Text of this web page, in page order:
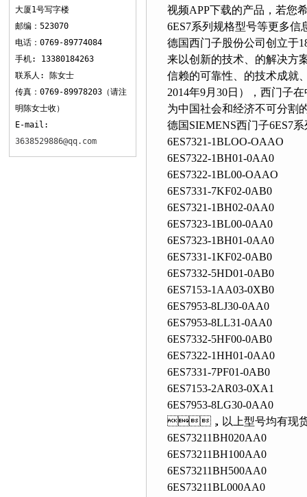
大厦1号写字楼
邮编：523070
电话：0769-89774084
手机: 13380184263
联系人: 陈女士
传真：0769-89978203（请注
明陈女士收）
E-mail:
3638529886@qq.com
视频APP下载的产品，若
6ES7系列规格型号等更多信
德国西门子股份公司创立于
来以创新的技术、的解决
信赖的可靠性、的技术成就
2014年9月30日），西门子
为中国社会和经济不可分割的一
德国SIEMENS西门子6ES7
6ES7321-1BLOO-OAAO
6ES7322-1BH01-0AA0
6ES7322-1BL00-OAAO
6ES7331-7KF02-0AB0
6ES7321-1BH02-0AA0
6ES7323-1BL00-0AA0
6ES7323-1BH01-0AA0
6ES7331-1KF02-0AB0
6ES7332-5HD01-0AB0
6ES7153-1AA03-0XB0
6ES7953-8LJ30-0AA0
6ES7953-8LL31-0AA0
6ES7332-5HF00-0AB0
6ES7322-1HH01-0AA0
6ES7331-7PF01-0AB0
6ES7153-2AR03-0XA1
6ES7953-8LG30-0AA0
，以上型号均有现货
6ES73211BH020AA0
6ES73211BH100AA0
6ES73211BH500AA0
6ES73211BL000AA0